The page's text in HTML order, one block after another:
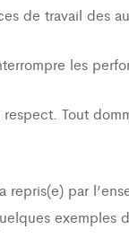
de travail des
les
Tout
par
exemples